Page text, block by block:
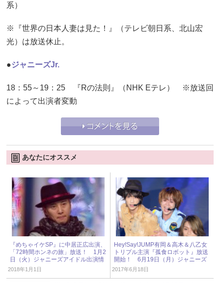
系）
※『世界の日本人妻は見た！』（テレビ朝日系、北山宏
光）は放送休止。
●ジャニーズJr.
18：55～19：25 『Rの法則』（NHK Eテレ） ※放送回
によって出演者変動
あなたにオススメ
『めちゃイケSP』に中居正広出演、
「72時間ホンネの旅」放送！ 1月2
日（火）ジャニーズアイドル出演情
報
2018年1月1日
Hey!Say!JUMP有岡＆高木＆八乙女
トリプル主演『孤食ロボット』放送
開始！ 6月19日（月）ジャニーズ
アイドル出演情報
2017年6月18日